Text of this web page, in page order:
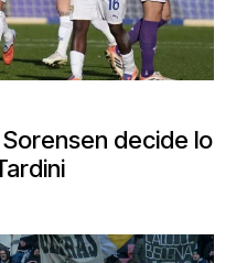
decide lo